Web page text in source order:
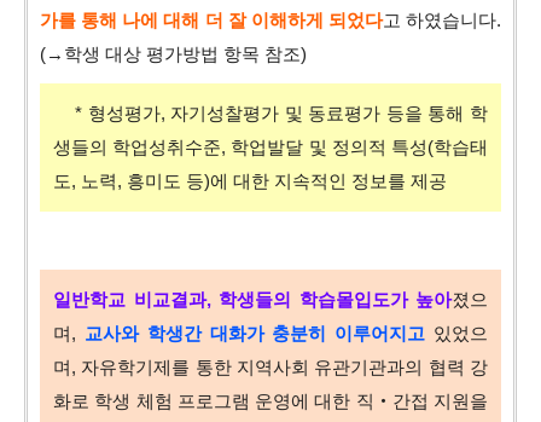
가를 통해 나에 대해 더 잘 이해하게 되었다고 하였습니다.
(→학생 대상 평가방법 항목 참조)
* 형성평가, 자기성찰평가 및 동료평가 등을 통해 학
생들의 학업성취수준, 학업발달 및 정의적 특성(학습태
도, 노력, 흥미도 등)에 대한 지속적인 정보를 제공
일반학교 비교결과, 학생들의 학습몰입도가 높아졌으
며, 교사와 학생간 대화가 충분히 이루어지고 있었으
며, 자유학기제를 통한 지역사회 유관기관과의 협력 강
화로 학생 체험 프로그램 운영에 대한 직‧간접 지원을